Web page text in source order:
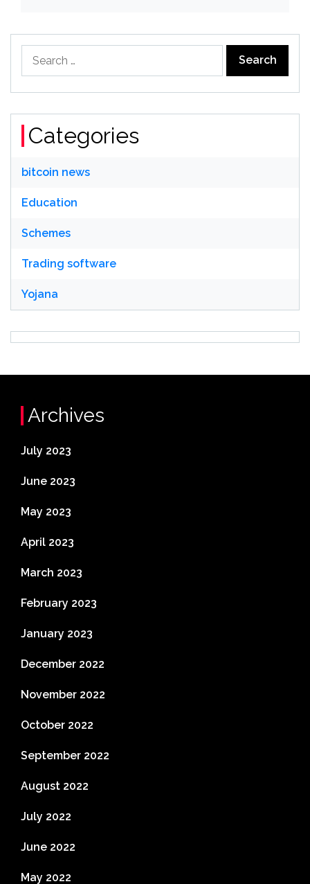
for:
Categories
bitcoin news
Education
Schemes
Trading software
Yojana
Archives
July 2023
June 2023
May 2023
April 2023
March 2023
February 2023
January 2023
December 2022
November 2022
October 2022
September 2022
August 2022
July 2022
June 2022
May 2022